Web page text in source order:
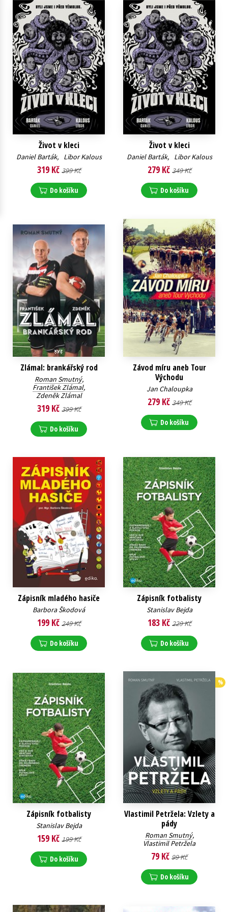
Young adult (SK)
Zahraniční literatura Zdraví a životní styl
Všechny tituly
Život v kleci
Daniel Barták, Libor Kalous
319 Kč 399 Kč
Do košíku
Život v kleci
Daniel Barták, Libor Kalous
279 Kč 349 Kč
Do košíku
Zlámal: brankářský rod
Roman Smutný,
František Zlámal,
Zdeněk Zlámal
319 Kč 399 Kč
Do košíku
Závod míru aneb Tour
Východu
Jan Chaloupka
279 Kč 349 Kč
Do košíku
Zápisník mladého hasiče
Barbora Škodová
199 Kč 249 Kč
Do košíku
Zápisník fotbalisty
Stanislav Bejda
183 Kč 229 Kč
Do košíku
Zápisník fotbalisty
Stanislav Bejda
159 Kč 199 Kč
Do košíku
%
Vlastimil Petržela: Vzlety a
pády
Roman Smutný,
Vlastimil Petržela
79 Kč 99 Kč
Do košíku